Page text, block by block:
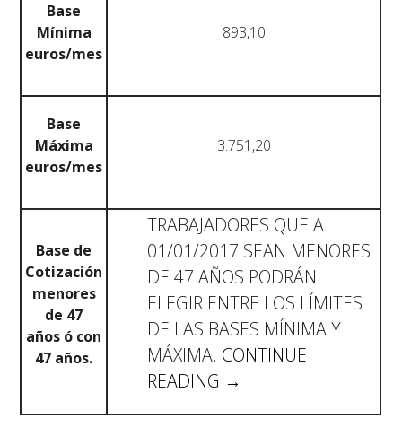
Base
Mínima
euros/mes
893,10
Base
Máxima
euros/mes
3.751,20
Base de
Cotización
menores
de 47
años ó con
47 años.
TRABAJADORES QUE A
01/01/2017 SEAN MENORES
DE 47 AÑOS PODRÁN
ELEGIR ENTRE LOS LÍMITES
DE LAS BASES MÍNIMA Y
MÁXIMA. CONTINUE
READING «COTIZACIONES
→